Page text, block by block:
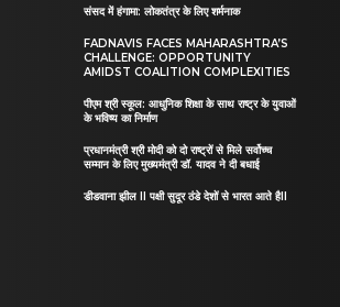
संसद में हंगामा: लोकतंत्र के लिए शर्मनाक
FADNAVIS FACES MAHARASHTRA’S
CHALLENGE: OPPORTUNITY
AMIDST COALITION COMPLEXITIES
पीएम श्री स्कूल: आधुनिक शिक्षा के साथ राष्ट्र के युवाओं
के भविष्य का निर्माण
प्रधानमंत्री श्री मोदी को दो राष्ट्रों से मिले सर्वोच्च
सम्मान के लिए मुख्यमंत्री डॉ. यादव ने दी बधाई
डीडवाना झील II पक्षी सुदूर ठंडे देशों से भारत आते हैII